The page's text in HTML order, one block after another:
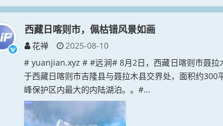
西藏日喀则市，佩枯错风景如画
花禅
2025-08-10
# yuanjian.xyz # #远涧# 8月2日，西藏日喀则市聂拉
于西藏日喀则市吉隆县与聂拉木县交界处，面积约300
峰保护区内最大的内陆湖泊。。#...